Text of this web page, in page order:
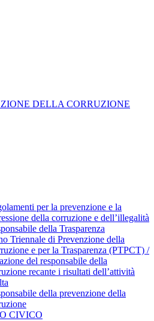
DELLA CORRUZIONE
per la prevenzione e la
della corruzione e dell’illegalità
della Trasparenza
Triennale di Prevenzione della
e per la Trasparenza (PTPCT) /
del responsabile della
recante i risultati dell’attività
della prevenzione della
CIVICO